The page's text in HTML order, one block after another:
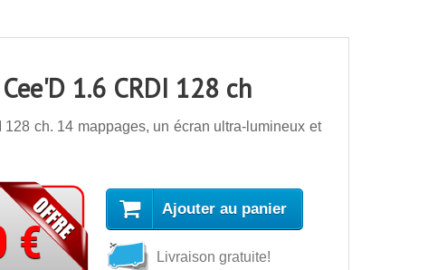
1.6 CRDI 128 ch
ch. 14 mappages, un écran ultra-lumineux et
€
Ajouter au panier
Livraison gratuite!